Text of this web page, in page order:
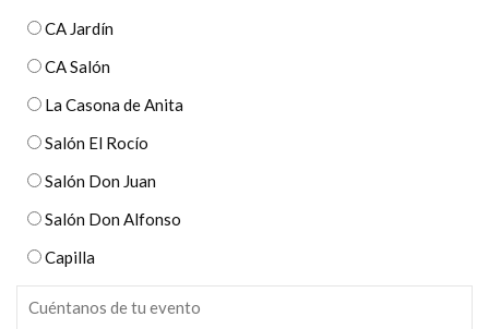
CA Jardín
CA Salón
La Casona de Anita
Salón El Rocío
Salón Don Juan
Salón Don Alfonso
Capilla